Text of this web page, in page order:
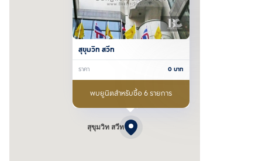
สุขุมวิท สวีท
สุขุมวิท สวีท
ราคา 0บาท
พบยูนิตสำหรับซื้อ 6 รายการ